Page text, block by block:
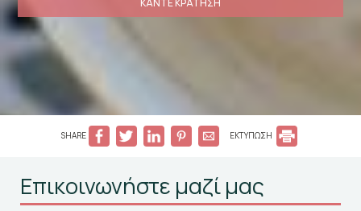
ΚΆΝΤΕ ΚΡΆΤΗΣΗ
SHARE ΕΚΤΥΠΩΣΗ
Επικοινωνήστε μαζί μας